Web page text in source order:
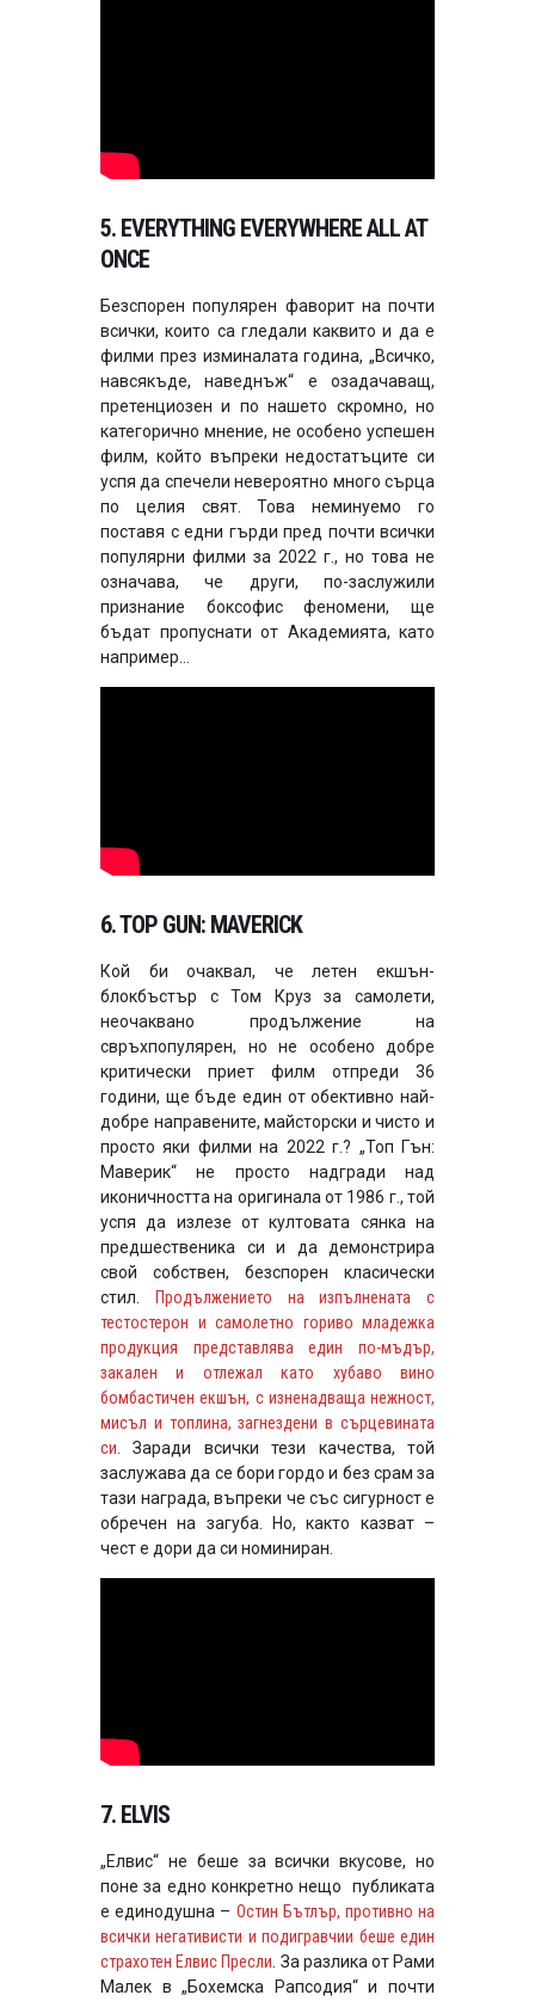
5. EVERYTHING EVERYWHERE ALL AT
ONCE
Безспорен популярен фаворит на почти
всички, които са гледали каквито и да е
филми през изминалата година, „Всичко,
навсякъде, наведнъж“ е озадачаващ,
претенциозен и по нашето скромно, но
категорично мнение, не особено успешен
филм, който въпреки недостатъците си
успя да спечели невероятно много сърца
по целия свят. Това неминуемо го
поставя с едни гърди пред почти всички
популярни филми за 2022 г., но това не
означава, че други, по-заслужили
признание боксофис феномени, ще
бъдат пропуснати от Академията, като
например…
6.TOP GUN: MAVERICK
Кой би очаквал, че летен екшън-
блокбъстър с Том Круз за самолети,
неочаквано продължение на
свръхпопулярен, но не особено добре
критически приет филм отпреди 36
години, ще бъде един от обективно най-
добре направените, майсторски и чисто и
просто яки филми на 2022 г.? „Топ Гън:
Маверик“ не просто надгради над
иконичността на оригинала от 1986 г., той
успя да излезе от култовата сянка на
предшественика си и да демонстрира
свой собствен, безспорен класически
стил.
Продължението на изпълнената с
тестостерон и самолетно гориво младежка
продукция представлява един по-мъдър,
закален и отлежал като хубаво вино
бомбастичен екшън, с изненадваща нежност,
мисъл и топлина, загнездени в сърцевината
си . Заради всички тези качества, той
заслужава да се бори гордо и без срам за
тази награда, въпреки че със сигурност е
обречен на загуба. Но, както казват –
чест е дори да си номиниран.
7. ELVIS
„Елвис“ не беше за всички вкусове, но
поне за едно конкретно нещо публиката
е единодушна – Остин Бътлър, противно на
всички негативисти и подигравчии беше един
страхотен Елвис Пресли. За разлика от Рами
Малек в „Бохемска Рапсодия“ и почти